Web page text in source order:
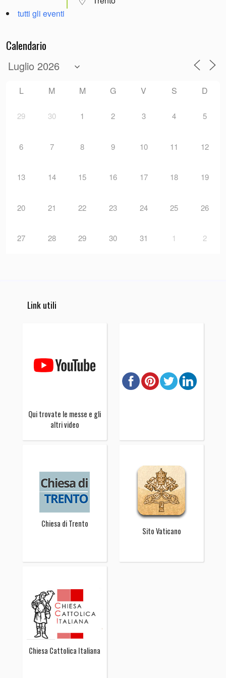
tutti gli eventi
Calendario
L M M G V S D
29 30 1 2 3 4 5
6 7 8 9 10 11 12
13 14 15 16 17 18 19
20 21 22 23 24 25 26
27 28 29 30 31 1 2
Link utili
Qui trovate le messe e gli
altri video
Chiesa di Trento
Sito Vaticano
Chiesa Cattolica Italiana